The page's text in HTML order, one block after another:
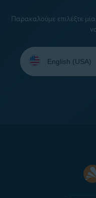
Παρακαλούμε επιλέξτε
your